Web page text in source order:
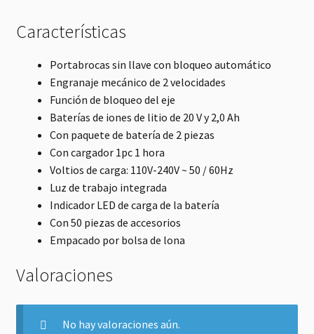
Características
Portabrocas sin llave con bloqueo automático
Engranaje mecánico de 2 velocidades
Función de bloqueo del eje
Baterías de iones de litio de 20 V y 2,0 Ah
Con paquete de batería de 2 piezas
Con cargador 1pc 1 hora
Voltios de carga: 110V-240V ~ 50 / 60Hz
Luz de trabajo integrada
Indicador LED de carga de la batería
Con 50 piezas de accesorios
Empacado por bolsa de lona
Valoraciones
No hay valoraciones aún.